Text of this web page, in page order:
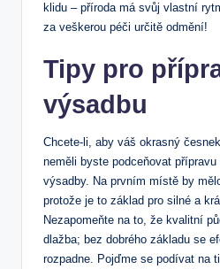
klidu – příroda má svůj vlastní
za veškerou péči určitě odmění!
Tipy pro
výsadbu
Chcete-li,⁤ aby váš okrasný
neměli byste podceňovat
výsadby. Na prvním místě by
protože ‌je to ‍základ pro⁣ silné ⁣a
Nezapomeňte na to, že kvalitní
dlažba; bez dobrého základu ⁤se
rozpadne. ⁣Pojďme se podívat ⁢na